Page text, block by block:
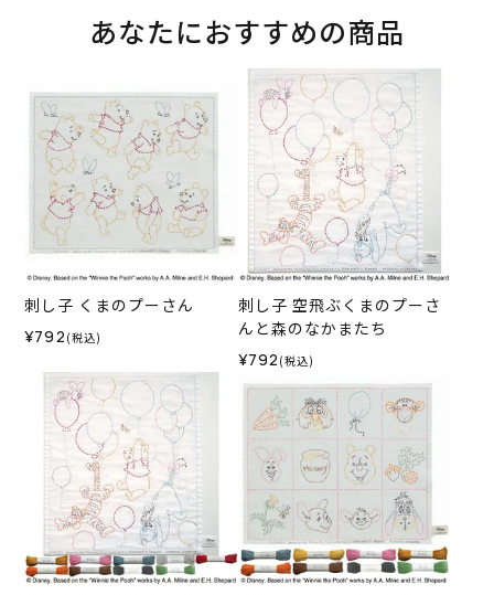
あなたにおすすめの商品
刺し子 くまのプーさん
¥792 (税込)
刺し子 空飛ぶくまのプーさ
んと森のなかまたち
¥792 (税込)